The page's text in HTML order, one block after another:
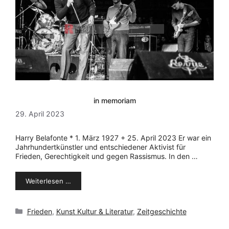
in memoriam
29. April 2023
Harry Belafonte * 1. März 1927 + 25. April 2023 Er war ein
Jahrhundertkünstler und entschiedener Aktivist für
Frieden, Gerechtigkeit und gegen Rassismus. In den …
Weiterlesen …
Kategorien
Frieden, Kunst Kultur & Literatur, Zeitgeschichte